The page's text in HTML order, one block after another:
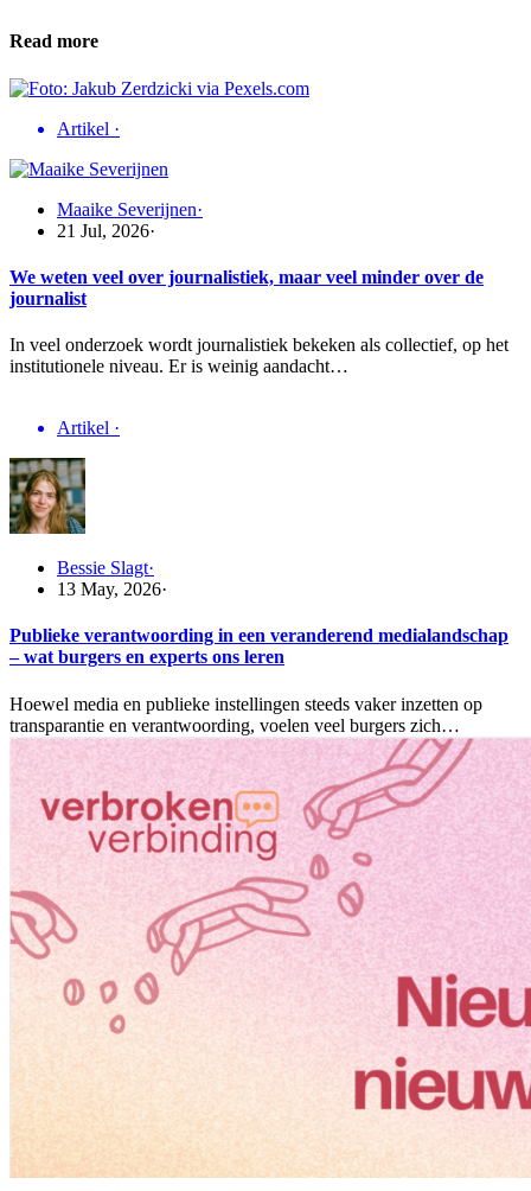
Read more
Artikel ·
Maaike Severijnen·
21 Jul, 2026·
We weten veel over journalistiek, maar veel minder over de
journalist
In veel onderzoek wordt journalistiek bekeken als collectief, op het
institutionele niveau. Er is weinig aandacht…
Artikel ·
Bessie Slagt·
13 May, 2026·
Publieke verantwoording in een veranderend medialandschap
– wat burgers en experts ons leren
Hoewel media en publieke instellingen steeds vaker inzetten op
transparantie en verantwoording, voelen veel burgers zich…